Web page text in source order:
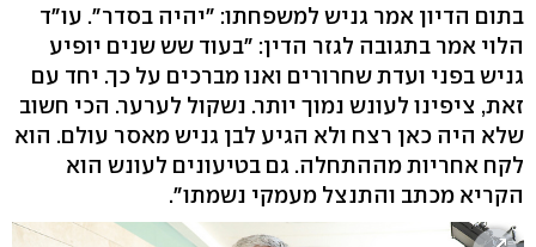
בתום הדיון אמר גניש למשפחתו: "יהיה בסדר". עו"ד
הלוי אמר בתגובה לגזר הדין: "בעוד שש שנים יופיע
גניש בפני ועדת שחרורים ואנו מברכים על כך. יחד עם
זאת, ציפינו לעונש נמוך יותר. נשקול לערער. הכי חשוב
שלא היה כאן רצח ולא הגיע לבן גניש מאסר עולם. הוא
לקח אחריות מההתחלה. גם בטיעונים לעונש הוא
הקריא מכתב והתנצל מעמקי נשמתו".